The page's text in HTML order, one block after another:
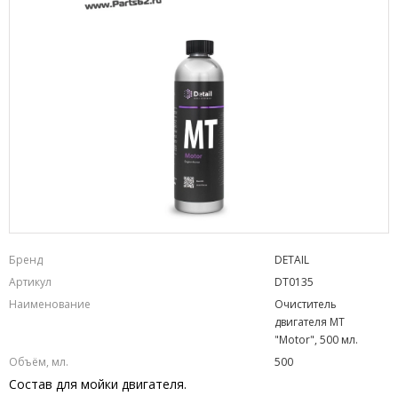
Бренд
DETAIL
Артикул
DT0135
Наименование
Очиститель
двигателя MT
"Motor", 500 мл.
Объём, мл.
500
Состав для мойки двигателя.